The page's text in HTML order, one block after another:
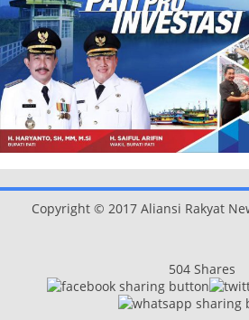
Copyright © 2017 Aliansi Rakyat
504 Shares